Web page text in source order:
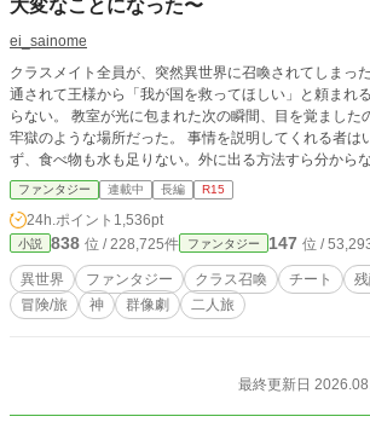
大変なことになった〜
ei_sainome
クラスメイト全員が、突然異世界に召喚されてしまった。 けれど、謁見の
通されて王様から「我が国を救ってほしい」と頼ま
らない。 教室が光に包まれた次の瞬間、目を覚ましたのは、王城の地下にある
牢獄のような場所だった。 事情を説明してくれる者は
ず、食べ物も水も足りない。外に出る方法すら分からない。 それでも、
身体には異世界に適応するための変化が起きていた。
復、転移、念力、魔術――身に覚えのない力を手に入れ
戸惑いながらも地下遺跡からの脱出を目指す。 人間不信で集団行動が苦手な乃
愛。 自由奔放で謎の不登校生・沙奈。 クラスの中で孤
を放っておけないまま、少しずつ行動を共にするようになる。 勝手
た高校生たちは、英雄でも兵器でもない。 力があって
とは限らない。 常識も、価値観も、生態も、信仰も違
彼らは知ることになる。 自分たちを召喚した者たち
も、魔族と呼ばれる者たちの正体も、聞かされていた
トたちが、それぞれの居場所と生き方を見つけていく物語。 ※他サイ
ファンタジー 連載中 長編 R15
24h.ポイント 1,536pt
小説 838 位 / 228,725件 ファンタジー 147 位 /
異世界 ファンタジー クラス召喚 チート
冒険/旅
神 群像劇 二人旅
最終更新日